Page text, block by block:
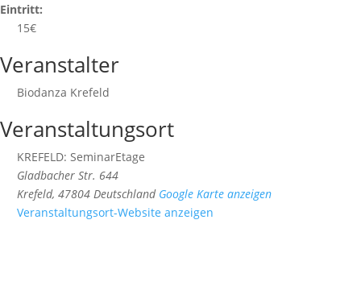
Eintritt:
15€
Veranstalter
Biodanza Krefeld
Veranstaltungsort
KREFELD: SeminarEtage
Gladbacher Str. 644
Krefeld, 47804 Deutschland Google Karte anzeigen
Veranstaltungsort-Website anzeigen